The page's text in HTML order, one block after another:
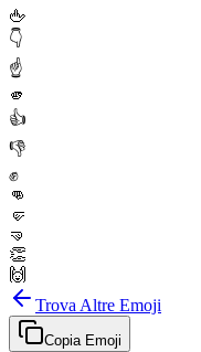
🖕
👇
☝️
🫵
👍
👎
✊
👊
🤛
🤜
👏
🙌
Trova Altre Emoji
Copia Emoji